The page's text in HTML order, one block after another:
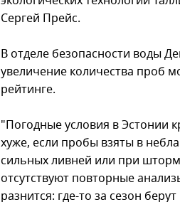
Сергей Прейс.
В отделе безопасности воды
увеличение количества проб
рейтинге.
"Погодные условия в Эстонии
хуже, если пробы взяты в
сильных ливней или при
отсутствуют повторные
разнится: где-то за сезон